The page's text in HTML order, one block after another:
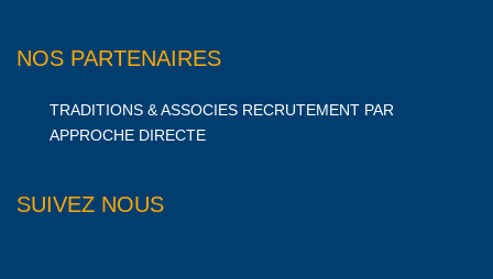
NOS PARTENAIRES
TRADITIONS & ASSOCIES RECRUTEMENT PAR
APPROCHE DIRECTE
SUIVEZ NOUS